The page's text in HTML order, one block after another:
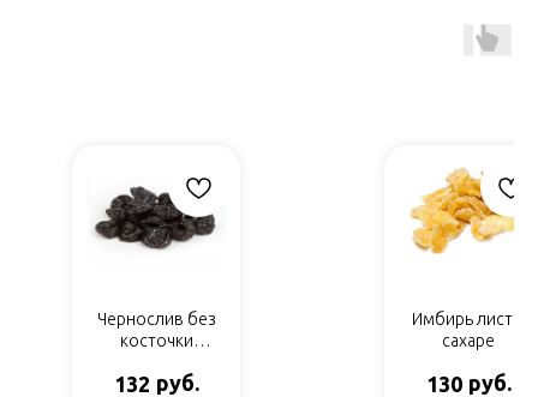
Чернослив без
косточки
132 руб.
Имбирь лист в
сахаре
130 руб.